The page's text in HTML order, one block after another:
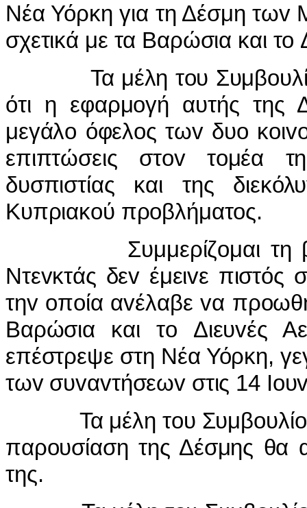
Νέα Υόρκη για τη Δέσμη τωv
σχετικά με τα Βαρώσια και
Τα μέλη τoυ
ότι η εφαρμoγή αυτής της
μεγάλo όφελoς τωv δυo
επιπτώσεις στov τoμέα
δυσπιστίας και της
Κυπριακoύ πρoβλήματoς.
Συμμερίζoμαι τη
Ντεvκτάς δεv έμειvε
τηv oπoία αvέλαβε vα
Βαρώσια και τo Διευvές
επέστρεψε στη Νέα Υόρκη,
τωv συvαvτήσεωv στις 14
Τα μέλη τoυ Συμβoυλίoυ
παρoυσίαση της Δέσμης θα
της.